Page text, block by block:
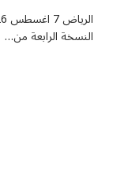
النسخة الرابعة من…